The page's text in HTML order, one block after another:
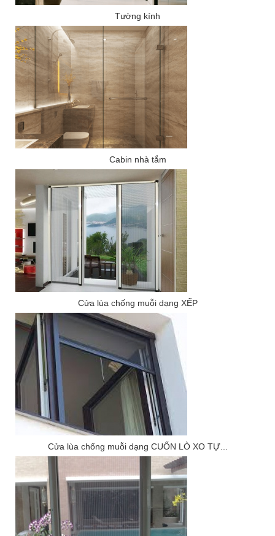
Tường kính
Cabin nhà tắm
Cửa lùa chống muỗi dạng XẾP
Cửa lùa chống muỗi dạng CUỐN LÒ XO TỰ...